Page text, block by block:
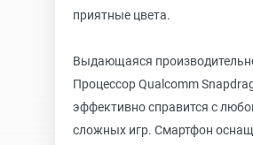
приятные цвета.
Выдающаяся
Процессор Qualcomm
эффективно справится с
сложных игр. Смартфон